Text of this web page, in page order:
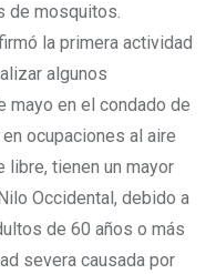
de mosquitos.
la primera actividad
algunos
en el condado de
ocupaciones al aire
libre, tienen un mayor
Occidental, debido a
de 60 años o más
severa causada por